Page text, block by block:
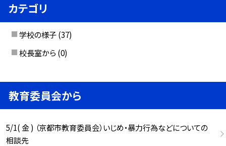
カテゴリ
学校の様子 (37)
校長室から (0)
教育委員会から
5/1( 金 ) （京都市教育委員会）いじめ・暴力行為などについての
相談先